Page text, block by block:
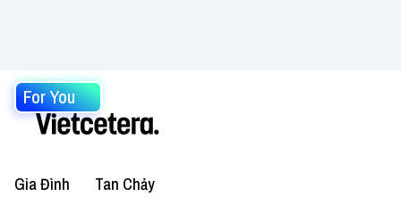
For You
Gia Đình Tan Chảy